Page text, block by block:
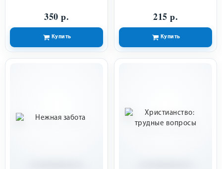
350 р.
Купить
215 р.
Купить